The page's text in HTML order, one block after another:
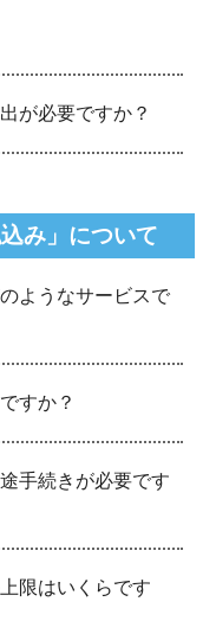
が必要ですか？
み」について
ようなサービスで
すか？
手続きが必要です
限はいくらです